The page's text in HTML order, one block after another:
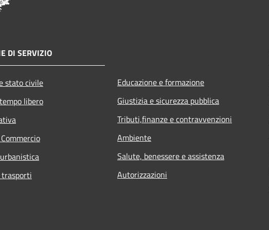
DI SERVIZIO
stato civile
libero
Educazione e formazione
Giustizia e sicurezza pubblica
Tributi,finanze e contravvenzioni
Ambiente
Salute, benessere e assistenza
Autorizzazioni